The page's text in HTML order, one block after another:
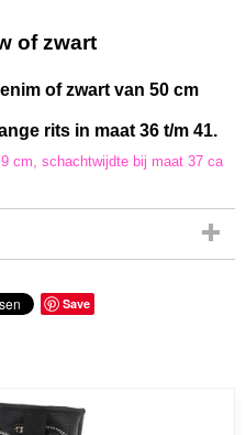
of zwart
of zwart van 50 cm
rits in maat 36 t/m 41.
cm, schachtwijdte bij maat 37 ca
Save